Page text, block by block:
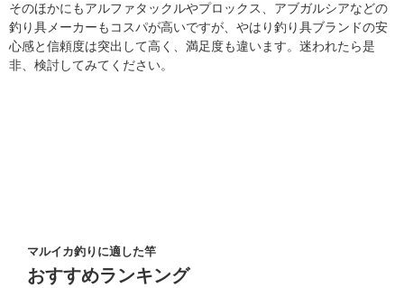
そのほかにもアルファタックルやプロックス、アブガルシアなどの
釣り具メーカーもコスパが高いですが、やはり釣り具ブランドの安
心感と信頼度は突出して高く、満足度も違います。迷われたら是
非、検討してみてください。
マルイカ釣りに適した竿
おすすめランキング